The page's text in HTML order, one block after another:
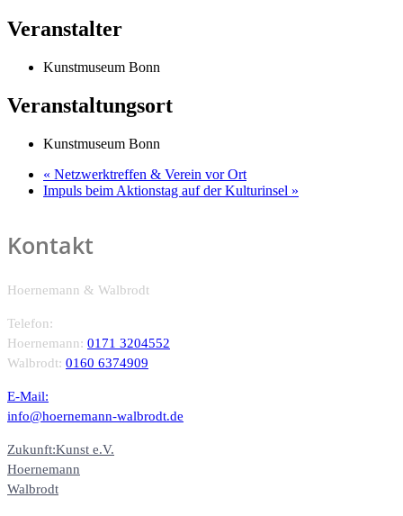
Veranstalter
Kunstmuseum Bonn
Veranstaltungsort
Kunstmuseum Bonn
« Netzwerktreffen & Verein vor Ort
Impuls beim Aktionstag auf der Kulturinsel »
Kontakt
Hoernemann & Walbrodt
Telefon:
Hoernemann: 0171 3204552
Walbrodt: 0160 6374909
E-Mail:
info@hoernemann-walbrodt.de
Zukunft:Kunst e.V.
Hoernemann
Walbrodt